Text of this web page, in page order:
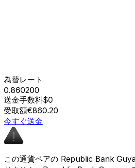
為替レート
0.860200
送金手数料$0
受取額€860.20
今すぐ送金
この通貨ペアの Republic Bank